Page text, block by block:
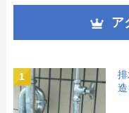
ア
1
造